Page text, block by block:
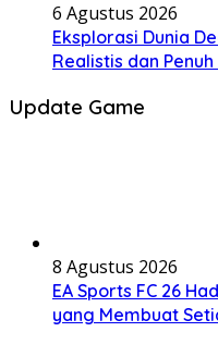
6 Agustus 2026
Eksplorasi Dunia
Realistis dan
Update Game
8 Agustus 2026
EA Sports FC 26
yang Membuat